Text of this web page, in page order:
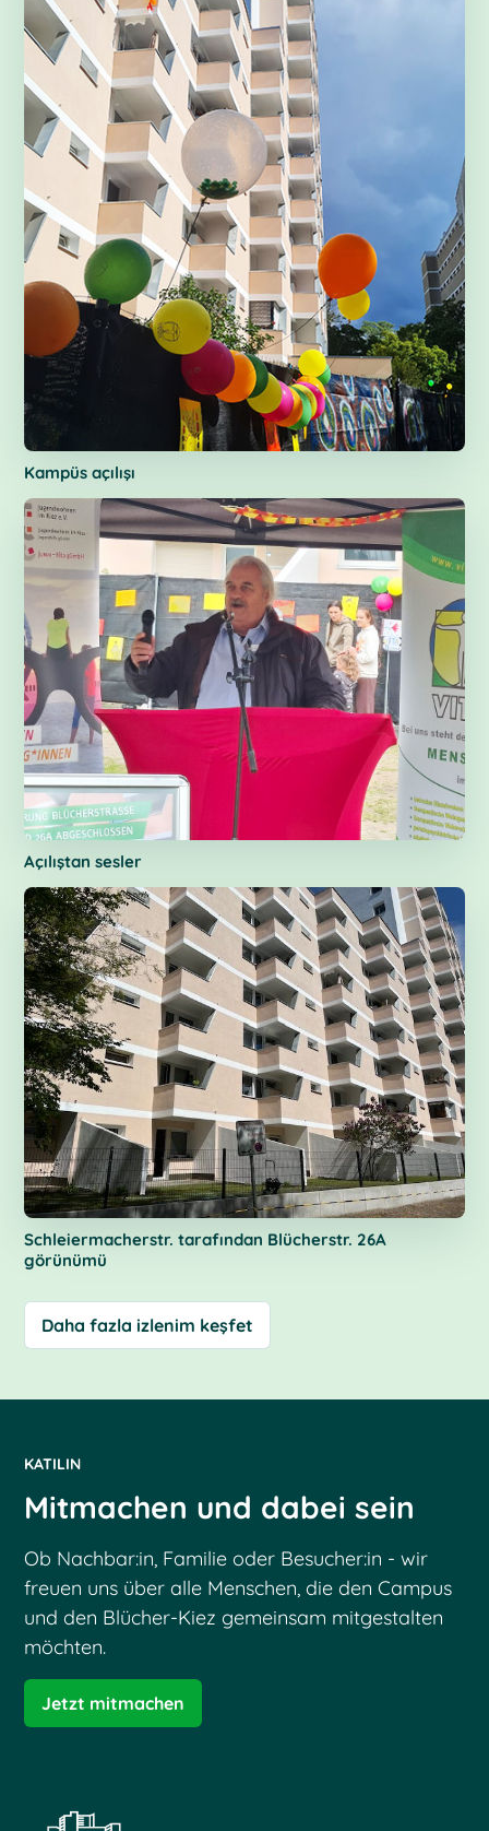
Kampüs açılışı
Açılıştan sesler
Schleiermacherstr. tarafından Blücherstr. 26A
görünümü
Daha fazla izlenim keşfet
KATILIN
Mitmachen und dabei sein
Ob Nachbar:in, Familie oder Besucher:in - wir
freuen uns über alle Menschen, die den Campus
und den Blücher-Kiez gemeinsam mitgestalten
möchten.
Jetzt mitmachen